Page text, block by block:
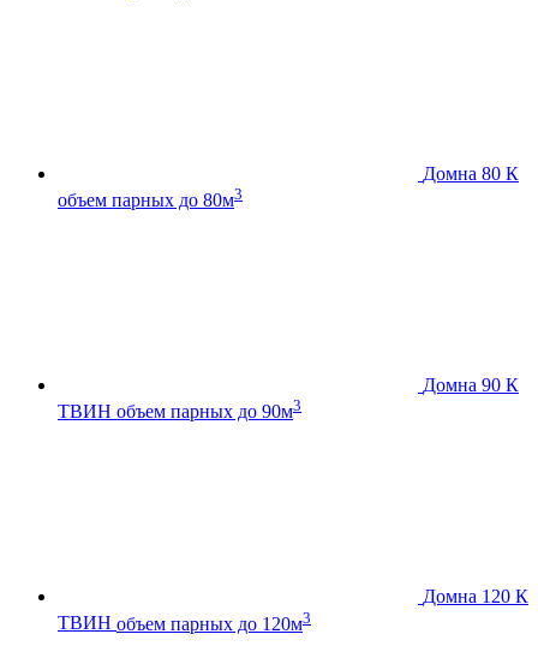
Домна 80 К
объем парных до 80м3
Домна 90 К
ТВИН объем парных до 90м3
Домна 120 К
ТВИН объем парных до 120м3